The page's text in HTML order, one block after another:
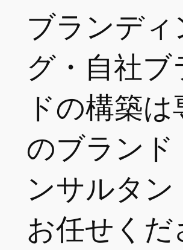
ブランディ
グ・自社ブ
ドの構築は
のブランド
ンサルタン
お任せくだ